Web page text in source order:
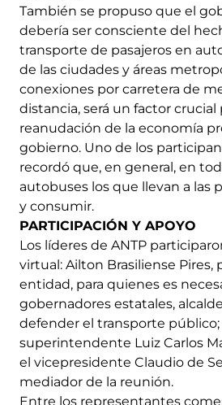
También se propuso que el
debería ser consciente del
transporte de pasajeros en
de las ciudades y áreas
conexiones por carretera de
distancia, será un factor crucial
reanudación de la economía
gobierno. Uno de los
recordó que, en general, en
autobuses los que llevan a las
y consumir.
PARTICIPACIÓN Y APOYO
Los líderes de ANTP
virtual: Ailton Brasiliense Pires,
entidad, para quienes es
gobernadores estatales,
defender el transporte público;
superintendente Luiz Carlos
el vicepresidente Claudio de
mediador de la reunión.
Entre los representantes